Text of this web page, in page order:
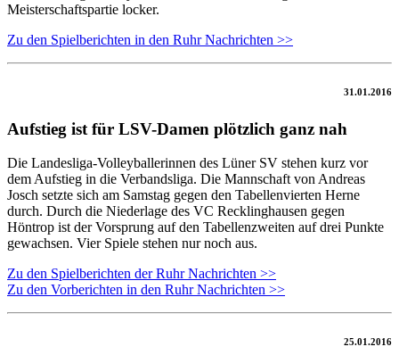
Meisterschaftspartie locker.
Zu den Spielberichten in den Ruhr Nachrichten >>
31.01.2016
Aufstieg ist für LSV-Damen plötzlich ganz nah
Die Landesliga-Volleyballerinnen des Lüner SV stehen kurz vor
dem Aufstieg in die Verbandsliga. Die Mannschaft von Andreas
Josch setzte sich am Samstag gegen den Tabellenvierten Herne
durch. Durch die Niederlage des VC Recklinghausen gegen
Höntrop ist der Vorsprung auf den Tabellenzweiten auf drei Punkte
gewachsen. Vier Spiele stehen nur noch aus.
Zu den Spielberichten der Ruhr Nachrichten >>
Zu den Vorberichten in den Ruhr Nachrichten >>
25.01.2016